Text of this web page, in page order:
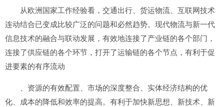
从欧洲国家工作经验看，交通出行、货运物流、互联网技术
连动结合已变成比较广泛的问题和必然趋势。现代物流与新一代
信息技术的融合与联动发展，有效地连接了产业链的各个部门，
连接了供应链的各个环节，打开了运输链的各个节点，有利于促
进要素的有序流动
、资源的有效配置、市场的深度整合、实体经济结构的优
化、成本的降低和效率的提高。有利于加快新思想、新技术、新